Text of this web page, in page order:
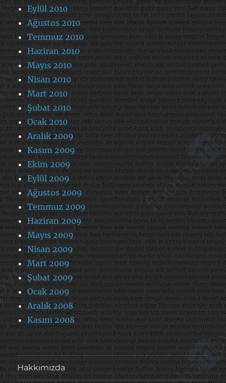
Eylül 2010
Ağustos 2010
Temmuz 2010
Haziran 2010
Mayıs 2010
Nisan 2010
Mart 2010
Şubat 2010
Ocak 2010
Aralık 2009
Kasım 2009
Ekim 2009
Eylül 2009
Ağustos 2009
Temmuz 2009
Haziran 2009
Mayıs 2009
Nisan 2009
Mart 2009
Şubat 2009
Ocak 2009
Aralık 2008
Kasım 2008
Hakkımızda